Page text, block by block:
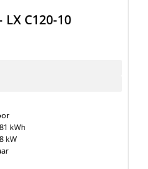
LX C120-10
kWh
kW